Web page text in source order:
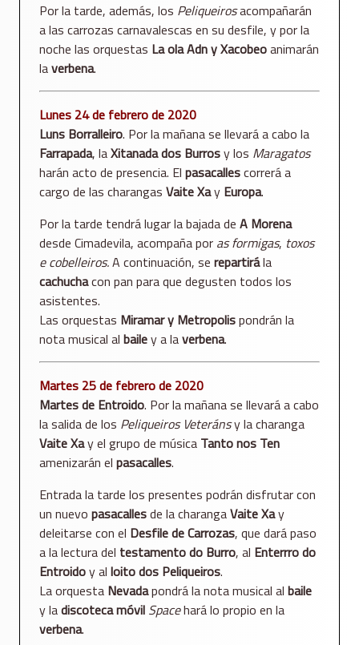
Por la tarde, además, los Peliqueirosacompañarán
a las carrozas carnavalescas en su desfile, y por la
noche las orquestas La ola Adn y Xacobeoanimarán
laverbena.
Lunes 24 de febrero de 2020
Luns Borralleiro. Por la mañana se llevará a cabo la
Farrapada, laXitanada dos Burrosy los Maragatos
harán acto de presencia. El pasacallescorrerá a
cargo de las charangas Vaite Xay Europa.
Por la tarde tendrá lugar la bajada de A Morena
desde Cimadevila, acompaña por as formigas, toxos
e cobelleiros.A continuación, se repartirála
cachuchacon pan para que degusten todos los
asistentes.
Las orquestas Miramar y Metropolispondrán la
nota musical al bailey a laverbena.
Martes 25 de febrero de 2020
Martes de Entroido. Por la mañana se llevará a cabo
la salida de los Peliqueiros Veteránsy la charanga
Vaite Xay el grupo de música Tanto nos Ten
amenizarán el pasacalles.
Entrada la tarde los presentes podrán disfrutar con
un nuevo pasacallesde la charangaVaite Xay
deleitarse con el Desfile de Carrozas, que dará paso
a la lectura del testamento do Burro, al Enterrro do
Entroidoy al loito dos Peliqueiros.
La orquesta Nevadapondrá la nota musical al baile
y ladiscoteca móvil Spacehará lo propio en la
verbena.